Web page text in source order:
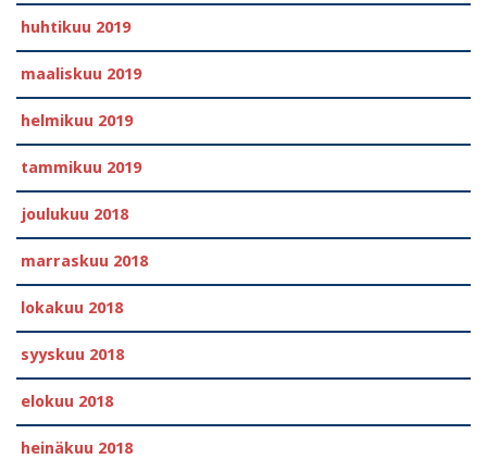
huhtikuu 2019
maaliskuu 2019
helmikuu 2019
tammikuu 2019
joulukuu 2018
marraskuu 2018
lokakuu 2018
syyskuu 2018
elokuu 2018
heinäkuu 2018